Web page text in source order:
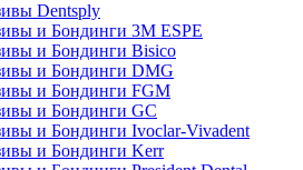
Dentsply
и Бондинги 3M ESPE
и Бондинги Bisico
и Бондинги DMG
и Бондинги FGM
и Бондинги GC
и Бондинги Ivoclar-Vivadent
и Бондинги Kerr